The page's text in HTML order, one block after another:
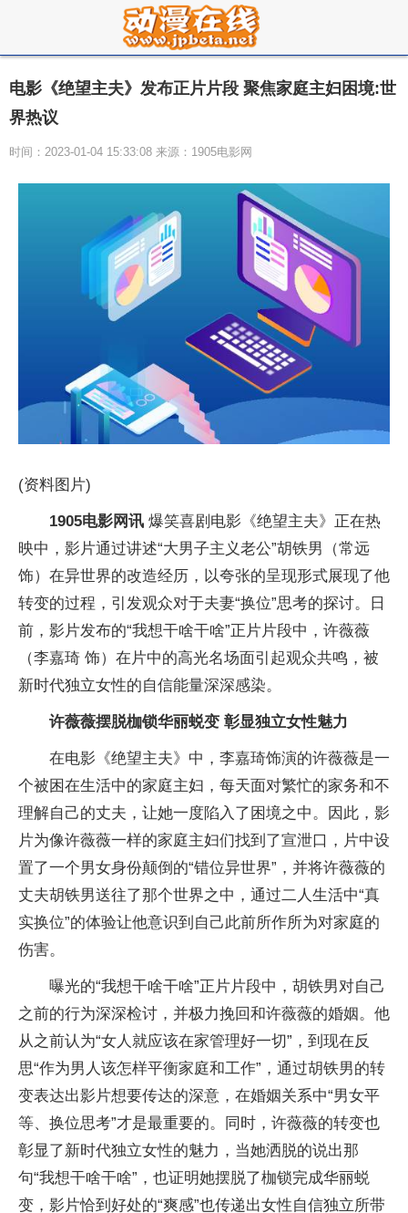
电影《绝望主夫》发布正片片段 聚焦家庭主妇困境:世
界热议
时间：2023-01-04 15:33:08 来源：1905电影网
(资料图片)
1905电影网讯 爆笑喜剧电影《绝望主夫》正在热
映中，影片通过讲述“大男子主义老公”胡铁男（常远
饰）在异世界的改造经历，以夸张的呈现形式展现了他
转变的过程，引发观众对于夫妻“换位”思考的探讨。日
前，影片发布的“我想干啥干啥”正片片段中，许薇薇
（李嘉琦 饰）在片中的高光名场面引起观众共鸣，被
新时代独立女性的自信能量深深感染。
许薇薇摆脱枷锁华丽蜕变 彰显独立女性魅力
在电影《绝望主夫》中，李嘉琦饰演的许薇薇是一
个被困在生活中的家庭主妇，每天面对繁忙的家务和不
理解自己的丈夫，让她一度陷入了困境之中。因此，影
片为像许薇薇一样的家庭主妇们找到了宣泄口，片中设
置了一个男女身份颠倒的“错位异世界”，并将许薇薇的
丈夫胡铁男送往了那个世界之中，通过二人生活中“真
实换位”的体验让他意识到自己此前所作所为对家庭的
伤害。
曝光的“我想干啥干啥”正片片段中，胡铁男对自己
之前的行为深深检讨，并极力挽回和许薇薇的婚姻。他
从之前认为“女人就应该在家管理好一切”，到现在反
思“作为男人该怎样平衡家庭和工作”，通过胡铁男的转
变表达出影片想要传达的深意，在婚姻关系中“男女平
等、换位思考”才是最重要的。同时，许薇薇的转变也
彰显了新时代独立女性的魅力，当她洒脱的说出那
句“我想干啥干啥”，也证明她摆脱了枷锁完成华丽蜕
变，影片恰到好处的“爽感”也传递出女性自信独立所带